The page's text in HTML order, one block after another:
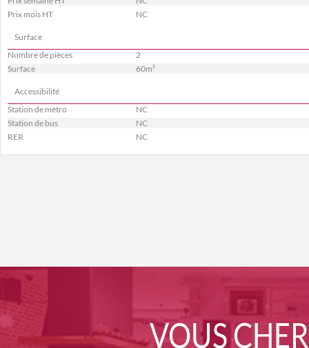
Prix mois HT
NC
Surface
Nombre de pièces
2
Surface
60m²
Accessibilité
Station de métro
NC
Station de bus
NC
RER
NC